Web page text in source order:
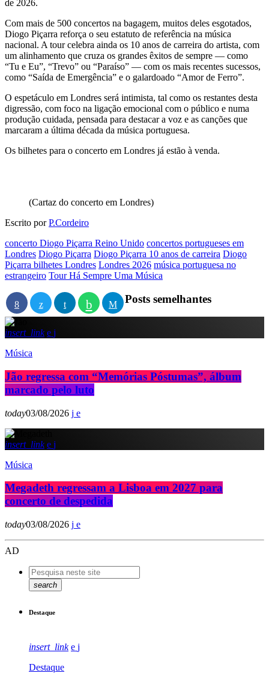
de 2026.
Com mais de 500 concertos na bagagem, muitos deles esgotados,
Diogo Piçarra reforça o seu estatuto de referência na música
nacional. A tour celebra ainda os 10 anos de carreira do artista, com
um alinhamento que cruza os grandes êxitos de sempre — como
“Tu e Eu”, “Trevo” ou “Paraíso” — com os mais recentes sucessos,
como “Saída de Emergência” e o galardoado “Amor de Ferro”.
O espetáculo em Londres será intimista, tal como os restantes desta
digressão, com foco na ligação emocional com o público e numa
produção cuidada, pensada para destacar a voz e as canções que
marcaram a última década da música portuguesa.
Os bilhetes para o concerto em Londres já estão à venda.
(Cartaz do concerto em Londres)
Escrito porP.Cordeiro
concerto Diogo Piçarra Reino Unido concertos portugueses em
Londres Diogo Piçarra Diogo Piçarra 10 anos de carreira Diogo
Piçarra bilhetes Londres Londres 2026 música portuguesa no
estrangeiro Tour Há Sempre Uma Música
Posts semelhantes
insert_link
Música
Jão regressa com “Memórias Póstumas”, álbum
marcado pelo luto
today03/08/2026
insert_link
Música
Megadeth regressam a Lisboa em 2027 para
concerto de despedida
today03/08/2026
AD
search
Destaque
insert_link
Destaque